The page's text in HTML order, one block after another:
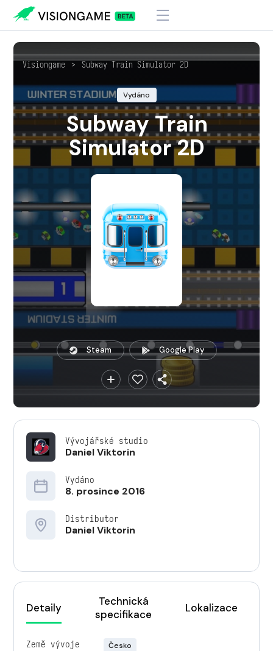
Visiongame > Subway Train Simulator 2D
Vydáno
Subway Train
Simulator 2D
Steam Google Play
Vývojářské studio
Daniel Viktorin
Vydáno
8. prosince 2016
Distributor
Daniel Viktorin
Detaily
Technická
specifikace
Lokalizace
Země vývoje Česko